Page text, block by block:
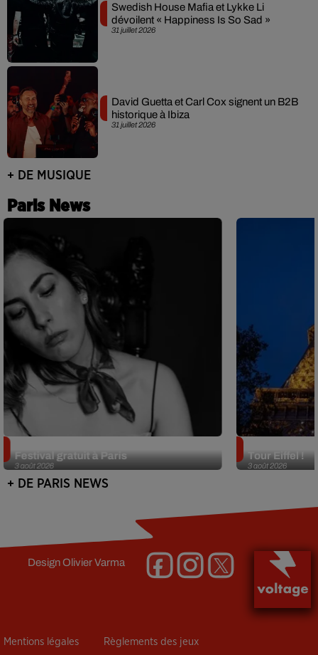
31 juillet 2026
Swedish House Mafia et Lykke Li
dévoilent « Happiness Is So Sad »
31 juillet 2026
David Guetta et Carl Cox signent un B2B
historique à Ibiza
+ DE MUSIQUE
Paris News
3 août 2026
Festival gratuit à Paris
3 août 2026
Tour Eiffel !
+ DE PARIS NEWS
DesignOlivier Varma
Mentions légales Règlements des jeux